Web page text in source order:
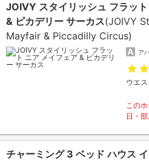
JOIVY スタイリッシュ フラッ
& ピカデリー サーカス(JOIVY
Mayfair & Piccadilly Circus)
ア
ウエ
この
日・
チャーミング 3 ベッド ハウス